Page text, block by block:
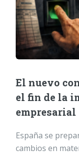
El nuevo
el fin de la
empresarial
España se
cambios en